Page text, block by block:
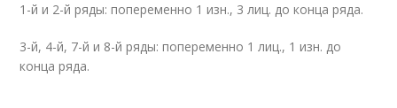
1-й и 2-й ряды: попеременно 1 изн., 3 лиц. до конца ряда.
3-й, 4-й, 7-й и 8-й ряды: попеременно 1 лиц., 1 изн. до
конца ряда.